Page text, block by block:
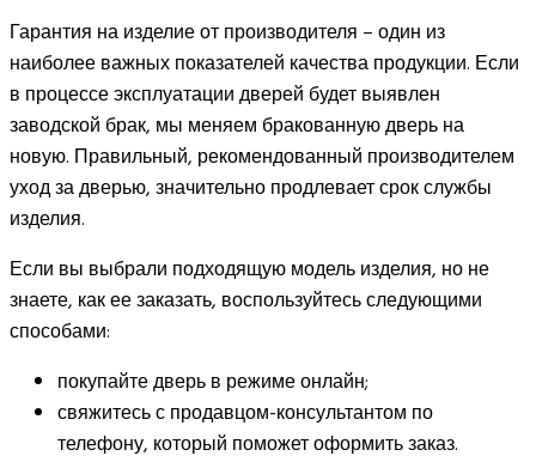
Гарантия на изделие от производителя – один из
наиболее важных показателей качества продукции. Если
в процессе эксплуатации дверей будет выявлен
заводской брак, мы меняем бракованную дверь на
новую. Правильный, рекомендованный производителем
уход за дверью, значительно продлевает срок службы
изделия.
Если вы выбрали подходящую модель изделия, но не
знаете, как ее заказать, воспользуйтесь следующими
способами:
покупайте дверь в режиме онлайн;
свяжитесь с продавцом-консультантом по
телефону, который поможет оформить заказ.